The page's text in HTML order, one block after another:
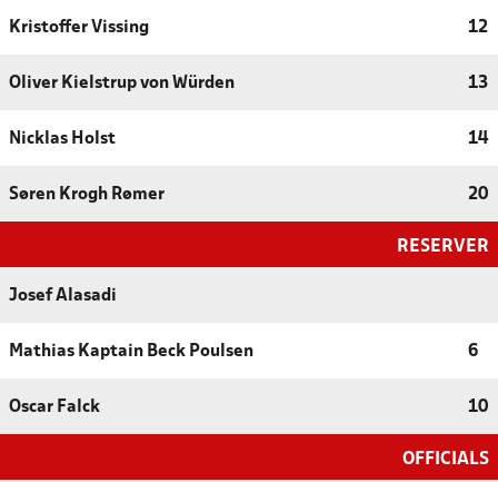
Kristoffer Vissing 12
Oliver Kielstrup von Würden 13
Nicklas Holst 14
Søren Krogh Rømer 20
RESERVER
Josef Alasadi
Mathias Kaptain Beck Poulsen 6
Oscar Falck 10
OFFICIALS